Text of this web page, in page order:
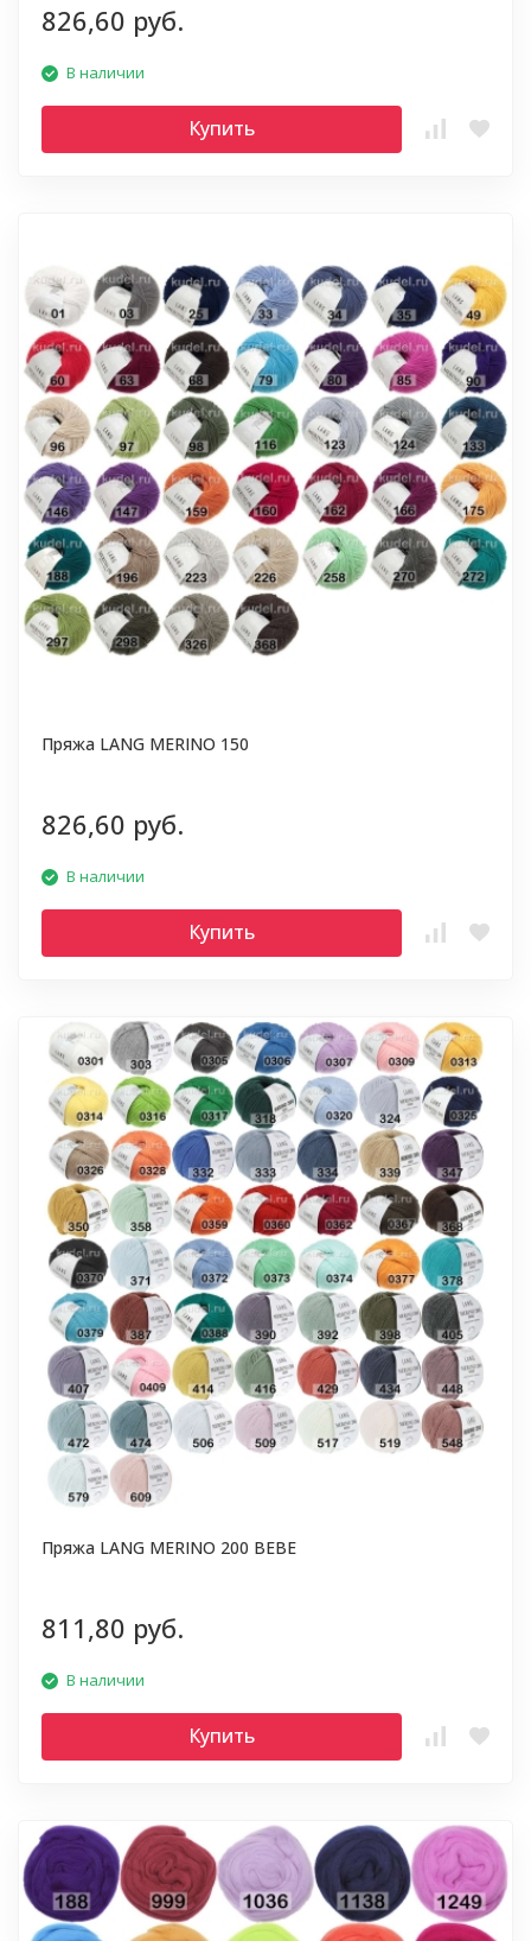
826,60 руб.
В наличии
Купить
Пряжа LANG MERINO 150
826,60 руб.
В наличии
Купить
Пряжа LANG MERINO 200 BEBE
811,80 руб.
В наличии
Купить